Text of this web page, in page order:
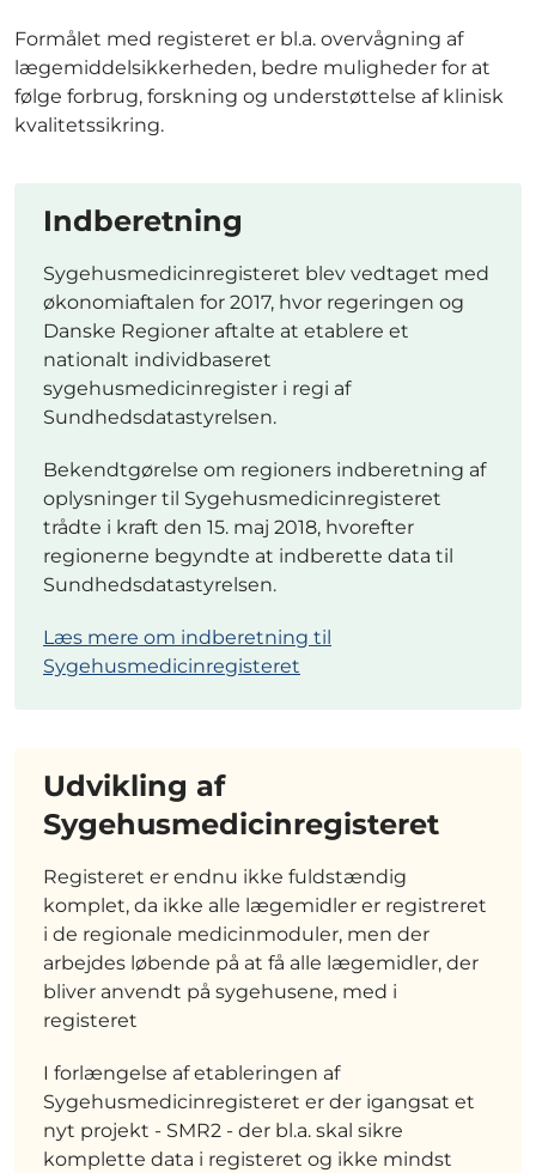
Formålet med registeret er bl.a. overvågning af
lægemiddelsikkerheden, bedre muligheder for at
følge forbrug, forskning og understøttelse af klinisk
kvalitetssikring.
Indberetning
Sygehusmedicinregisteret blev vedtaget med
økonomiaftalen for 2017, hvor regeringen og
Danske Regioner aftalte at etablere et
nationalt individbaseret
sygehusmedicinregister i regi af
Sundhedsdatastyrelsen.
Bekendtgørelse om regioners indberetning af
oplysninger til Sygehusmedicinregisteret
trådte i kraft den 15. maj 2018, hvorefter
regionerne begyndte at indberette data til
Sundhedsdatastyrelsen.
Læs mere om indberetning til
Sygehusmedicinregisteret
Udvikling af
Sygehusmedicinregisteret
Registeret er endnu ikke fuldstændig
komplet, da ikke alle lægemidler er registreret
i de regionale medicinmoduler, men der
arbejdes løbende på at få alle lægemidler, der
bliver anvendt på sygehusene, med i
registeret
I forlængelse af etableringen af
Sygehusmedicinregisteret er der igangsat et
nyt projekt - SMR2 - der bl.a. skal sikre
komplette data i registeret og ikke mindst